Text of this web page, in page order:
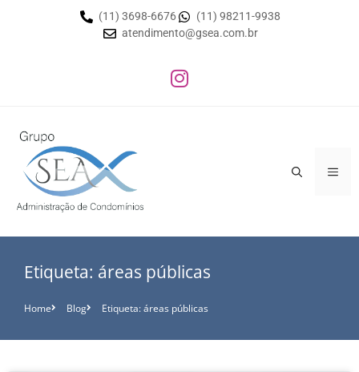
(11) 3698-6676
(11) 98211-9938
atendimento@gsea.com.br
Etiqueta: áreas públicas
Home Blog Etiqueta: áreas públicas